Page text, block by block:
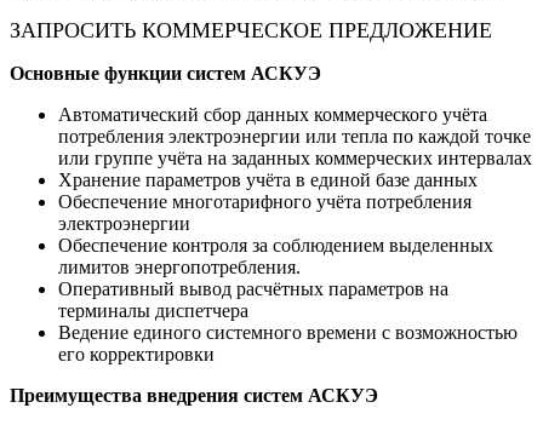
ЗАПРОСИТЬ КОММЕРЧЕСКОЕ ПРЕДЛОЖЕНИЕ
Основные функции систем АСКУЭ
Автоматический сбор данных коммерческого учёта
потребления электроэнергии или тепла по каждой точке
или группе учёта на заданных коммерческих интервалах
Хранение параметров учёта в единой базе данных
Обеспечение многотарифного учёта потребления
электроэнергии
Обеспечение контроля за соблюдением выделенных
лимитов энергопотребления.
Оперативный вывод расчётных параметров на
терминалы диспетчера
Ведение единого системного времени с возможностью
его корректировки
Преимущества внедрения систем АСКУЭ